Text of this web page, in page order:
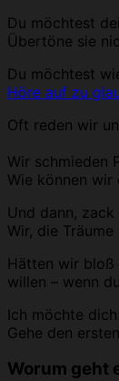
Du möchtest
Übertöne sie
Du möchtest
Höre auf zu
Oft reden wir
Wir schmieden
Wie können wir
Und dann,
Wir, die
Hätten wir bloß
willen – wenn
Ich möchte
Gehe den
Worum geht